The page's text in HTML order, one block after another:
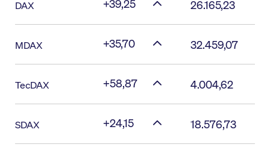
DAX +39,25 26.165,23
MDAX +35,70 32.459,07
TecDAX +58,87 4.004,62
SDAX +24,15 18.576,73